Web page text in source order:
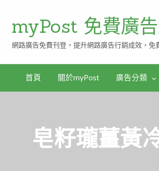
myPost 免費廣
網路廣告免費刊登，提升網路廣告行銷成效，免
首頁 關於myPost 廣告分類
皂籽瓏薑黃